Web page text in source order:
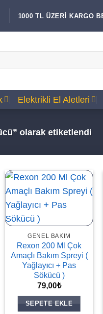
1000 TL ÜZERİ KARGO
Elektrikli El Aletleri
olarak etiketlendi
GENEL BAKIM
Rexon 200 Ml Çok
Amaçlı Bakım Spreyi (
Yağlayıcı + Pas
Sökücü )
79,00₺
SEPETE EKLE